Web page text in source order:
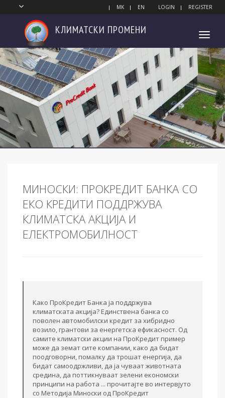
MK EN LOGIN REGISTER
Toggle
КЛИМАТСКИ ПРОМЕНИ
МИНОСКИ: ПРОКРЕДИТ БАНКА СО
ЕКО КРЕДИТИ ПОДДРЖУВА
КЛИМАТСКА АКЦИЈА И
ЕЛЕКТРОМОБИЛНОСТ
Како ПроКредит Банка ја поддржува
климатската акција? Единствена банка со
поволен автомобилски кредит за хибридно
возило, грантови за енергетска ефикасност. Од
самите климатски акции на ПроКредит пример
може да земат сите компании, како да бидат
поодговорни, помалку да трошат енергија, да
бидат самоодржливи, да ја чуваат животната
средина, да поттикнуваат зелени економски
принципи на работа ... прочитајте во интервјуто
со Методија Миноски од ПроКредит